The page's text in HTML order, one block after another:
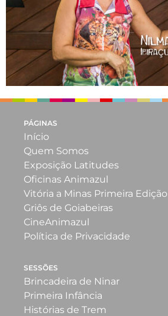
PÁGINAS
Início
Quem Somos
Exposição Latitudes
Oficinas Animazul
Vitória a Minas Primeira Edição
Griôs de Goiabeiras
CineAnimazul
Política de Privacidade
SESSÕES
Brincadeira de Ninar
Primeira Infância
Histórias de Trem